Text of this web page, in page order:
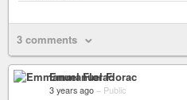
3 comments
Emmanuel Florac
3 years ago – Public